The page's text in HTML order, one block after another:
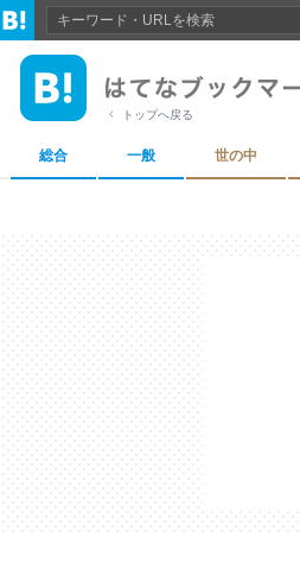
トップへ戻る
総合 一般 世の中